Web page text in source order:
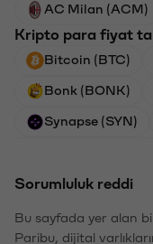
AC Milan (ACM)
Kripto para fiyat
Bitcoin (BTC)
Bonk (BONK)
Synapse (SYN)
Sorumluluk reddi
Bu sayfada yer alan
Paribu, dijital